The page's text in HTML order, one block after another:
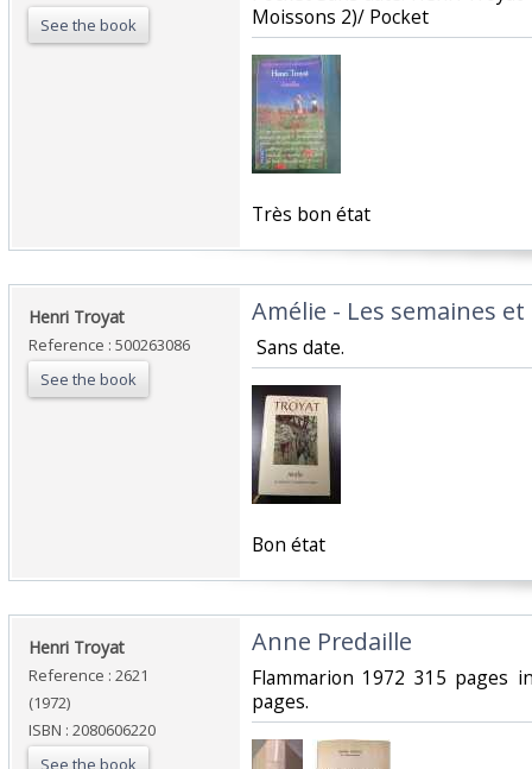
See the book
Moissons 2)/ Pocket‎
‎Très bon état‎
‎Henri Troyat‎
Reference : 500263086
See the book
‎Amélie - Les semaines
‎ Sans date.‎
‎Bon état‎
‎Henri Troyat‎
Reference : 2621
(1972)
ISBN : 2080606220
See the book
‎Anne Predaille‎
‎Flammarion 1972 315 pages
pages.‎